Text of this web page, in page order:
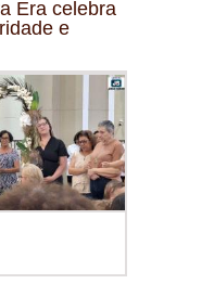
Era celebra
e